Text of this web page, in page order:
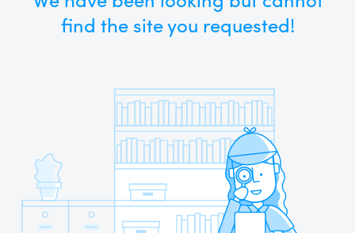
find the site you requested!